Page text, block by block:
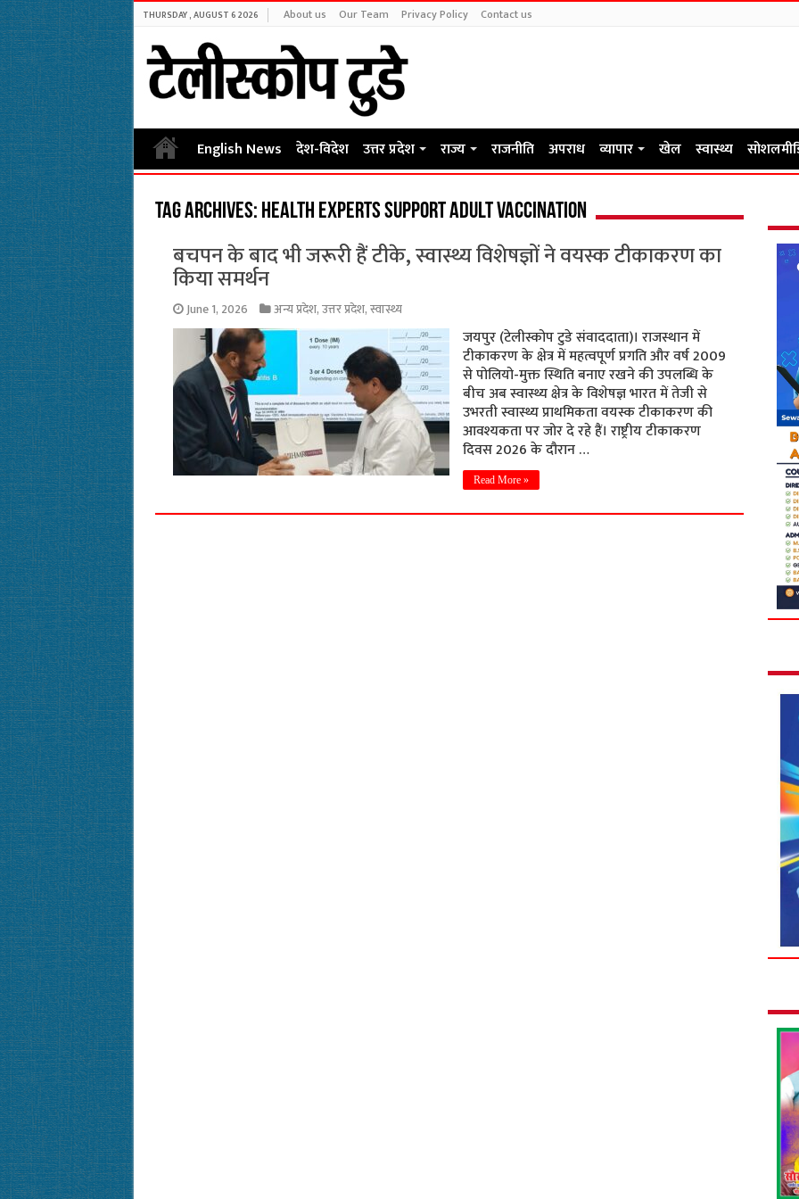
THURSDAY , AUGUST 6 2026 About us Our Team Privacy Policy Contact us
English News देश-विदेश उत्तर प्रदेश राज्य राजनीति अपराध व्यापार खेल स्वास्थ्य
Tag Archives: health experts support adult vaccination
बचपन के बाद भी जरूरी हैं टीके, स्वास्थ्य विशेषज्ञों ने वयस्क टीकाकरण का
किया समर्थन
June 1, 2026 अन्य प्रदेश,उत्तर प्रदेश,स्वास्थ्य
जयपुर (टेलीस्कोप टुडे संवाददाता)। राजस्थान में
टीकाकरण के क्षेत्र में महत्वपूर्ण प्रगति और वर्ष 2009
से पोलियो-मुक्त स्थिति बनाए रखने की उपलब्धि के
बीच अब स्वास्थ्य क्षेत्र के विशेषज्ञ भारत में तेजी से
उभरती स्वास्थ्य प्राथमिकता वयस्क टीकाकरण की
आवश्यकता पर जोर दे रहे हैं। राष्ट्रीय टीकाकरण
दिवस 2026 के दौरान …
Read More »